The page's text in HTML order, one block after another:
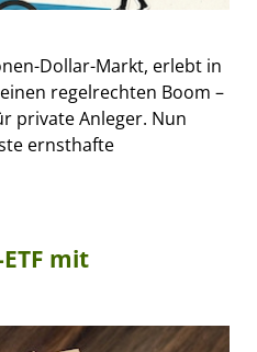
Dollar-Markt, erlebt in
regelrechten Boom –
private Anleger. Nun
ernsthafte
mit